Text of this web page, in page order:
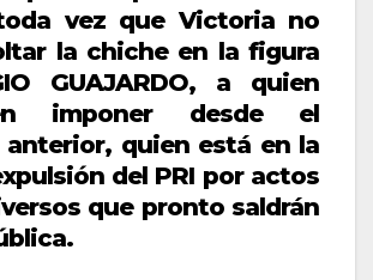
vez que Victoria no
la chiche en la figura
GUAJARDO, a quien
imponer desde el
anterior, quien está en la
del PRI por actos
que pronto saldrán